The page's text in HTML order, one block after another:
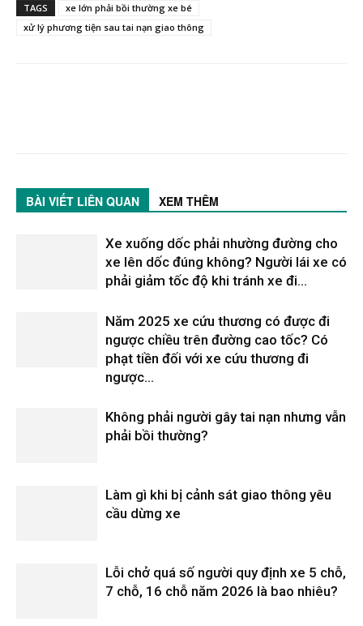
TAGS
xe lớn phải bồi thường xe bé
xử lý phương tiện sau tai nạn giao thông
BÀI VIẾT LIÊN QUAN XEM THÊM
Xe xuống dốc phải nhường đường cho
xe lên dốc đúng không? Người lái xe có
phải giảm tốc độ khi tránh xe đi...
Năm 2025 xe cứu thương có được đi
ngược chiều trên đường cao tốc? Có
phạt tiền đối với xe cứu thương đi
ngược...
Không phải người gây tai nạn nhưng vẫn
phải bồi thường?
Làm gì khi bị cảnh sát giao thông yêu
cầu dừng xe
Lỗi chở quá số người quy định xe 5 chỗ,
7 chỗ, 16 chỗ năm 2026 là bao nhiêu?